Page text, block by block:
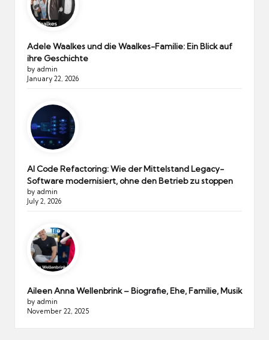
Adele Waalkes und die Waalkes-Familie: Ein Blick auf
ihre Geschichte
by admin
January 22, 2026
AI Code Refactoring: Wie der Mittelstand Legacy-
Software modernisiert, ohne den Betrieb zu stoppen
by admin
July 2, 2026
Aileen Anna Wellenbrink – Biografie, Ehe, Familie, Musik
by admin
November 22, 2025